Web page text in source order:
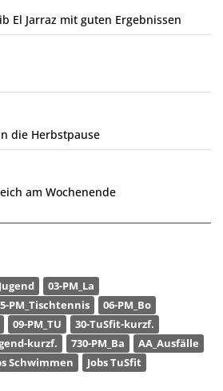
El Jarraz mit guten Ergebnissen
die Herbstpause
am Wochenende
03-PM_La
PM_Tischtennis
06-PM_Bo
09-PM_TU
30-TuSfit-kurzf.
kurzf. 730-PM_Ba
AA_Ausfälle
Schwimmen Jobs TuSfit